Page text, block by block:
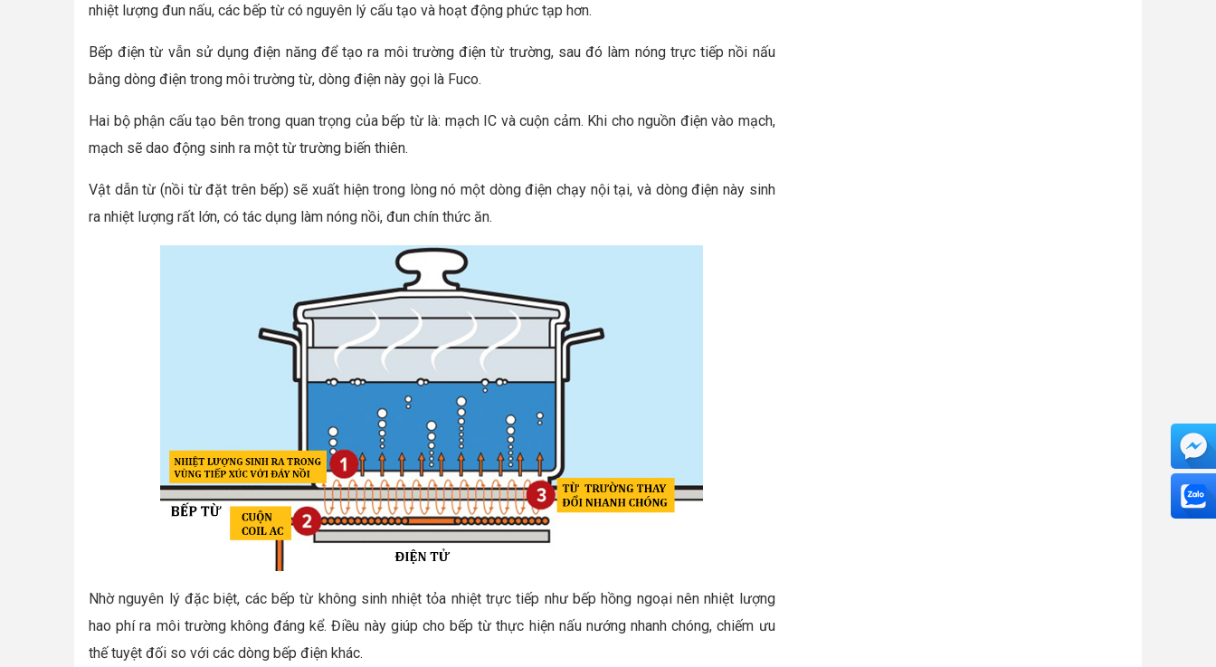
nhiệt lượng đun nấu, các bếp từ có nguyên lý cấu tạo và hoạt động phức tạp hơn.
Bếp điện từ vẫn sử dụng điện năng để tạo ra môi trường điện từ trường, sau đó làm nóng trực tiếp nồi nấu
bằng dòng điện trong môi trường từ, dòng điện này gọi là Fuco.
Hai bộ phận cấu tạo bên trong quan trọng của bếp từ là: mạch IC và cuộn cảm. Khi cho nguồn điện vào mạch,
mạch sẽ dao động sinh ra một từ trường biến thiên.
Vật dẫn từ (nồi từ đặt trên bếp) sẽ xuất hiện trong lòng nó một dòng điện chạy nội tại, và dòng điện này sinh
ra nhiệt lượng rất lớn, có tác dụng làm nóng nồi, đun chín thức ăn.
Nhờ nguyên lý đặc biệt, các bếp từ không sinh nhiệt tỏa nhiệt trực tiếp như bếp hồng ngoại nên nhiệt lượng
hao phí ra môi trường không đáng kể. Điều này giúp cho bếp từ thực hiện nấu nướng nhanh chóng, chiếm ưu
thế tuyệt đối so với các dòng bếp điện khác.